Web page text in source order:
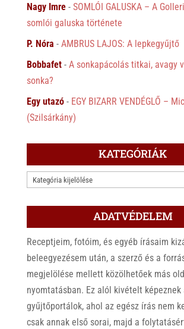
Nagy Imre- SOMLÓI GALUSKA – A
somlói galuska története
P. Nóra - AMBRUS LAJOS: A lepkegyűjtő
Bobbafet- A sonkapácolás titkai, avagy
sonka?
Egy utazó- EGY BIZARR VENDÉGLŐ –
(Szilsárkány)
KATEGÓRIÁK
KATEGÓRIÁK
ADATVÉDELEM
Receptjeim, fotóim, és egyéb írásaim
beleegyezésem után, a szerző és a
megjelölése mellett közölhetőek más
nyomtatásban. Ez alól kivételt képeznek
gyűjtőportálok, ahol az egész írás nem
csak annak első sorai, majd a